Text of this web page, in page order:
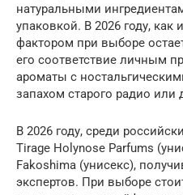
натуральными
упаковкой. В 2026 году,
фактором при выборе
его соответствие личным
ароматы с
запахом старого радио или
В 2026 году, среди
Tirage Holynose Parfums
Fakoshima (унисекс),
экспертов. При выборе